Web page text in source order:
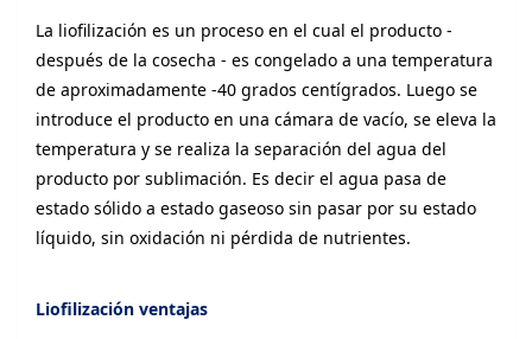
La liofilización es un proceso en el cual el producto -
después de la cosecha - es congelado a una temperatura
de aproximadamente -40 grados centígrados. Luego se
introduce el producto en una cámara de vacío, se eleva la
temperatura y se realiza la separación del agua del
producto por sublimación. Es decir el agua pasa de
estado sólido a estado gaseoso sin pasar por su estado
líquido, sin oxidación ni pérdida de nutrientes.
Liofilización ventajas